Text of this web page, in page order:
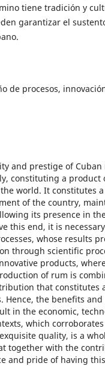
tiene tradición y
garantizar el
de procesos,
and prestige of
constituting a
world. It constitutes
of the country,
its presence in
this end, it is
whose results
through scientific
products,
of rum is
that constitutes
Hence, the benefits
in the economic,
which
quality, is a
together with the
and pride of having